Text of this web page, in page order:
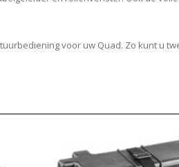
voor uw Quad. Zo kunt u